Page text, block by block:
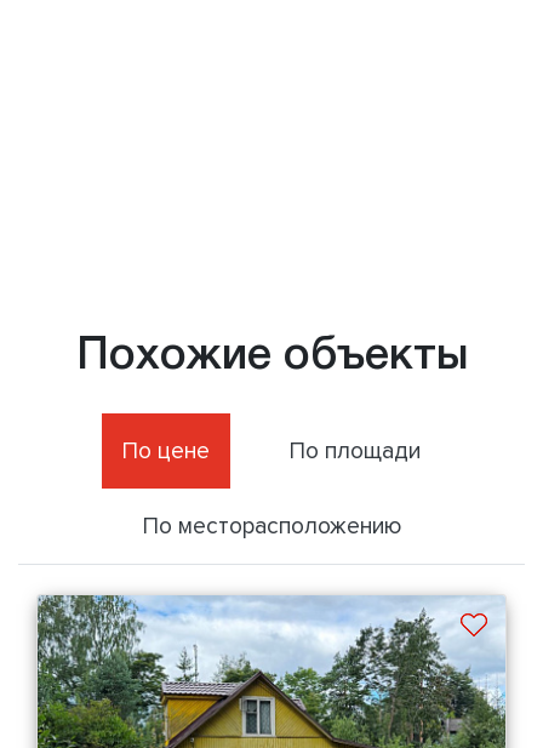
Похожие объекты
По цене По площади
По месторасположению